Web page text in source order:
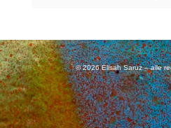
© 2026 Elisah Saruz – alle